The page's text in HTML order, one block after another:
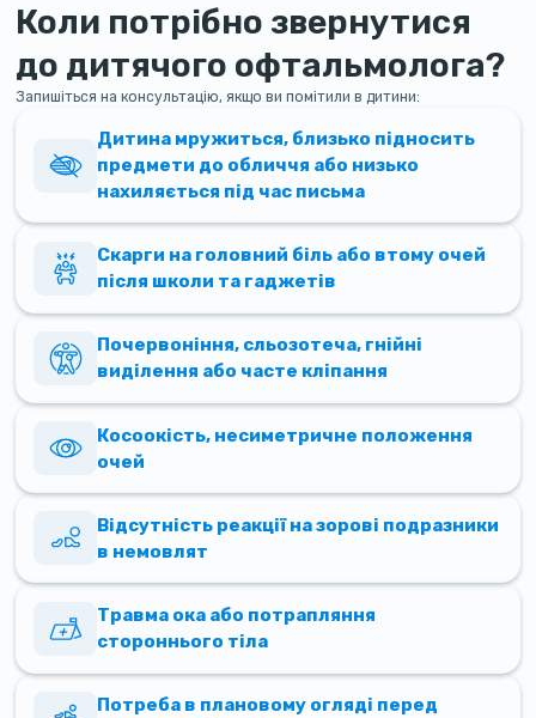
Коли потрібно звернутися
до дитячого офтальмолога?
Запишіться на консультацію, якщо ви помітили в дитини:
Дитина мружиться, близько підносить
предмети до обличчя або низько
нахиляється під час письма
Скарги на головний біль або втому очей
після школи та гаджетів
Почервоніння, сльозотеча, гнійні
виділення або часте кліпання
Косоокість, несиметричне положення
очей
Відсутність реакції на зорові подразники
в немовлят
Травма ока або потрапляння
стороннього тіла
Потреба в плановому огляді перед